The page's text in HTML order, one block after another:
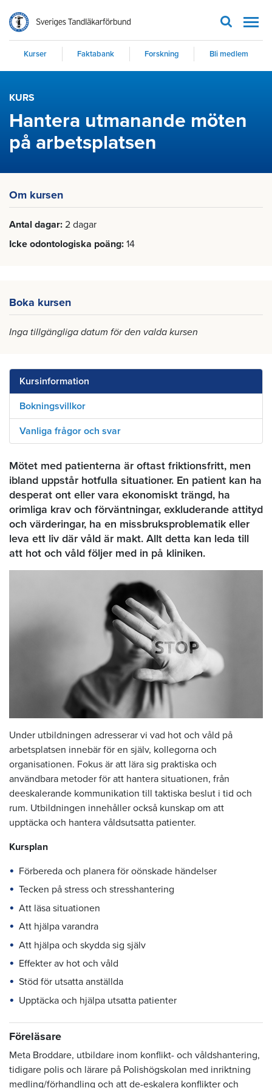
Kurser Faktabank Forskning Bli medlem
KURS
Hantera utmanande möten
på arbetsplatsen
Om kursen
Antal dagar 2 dagar
Icke odontologiska poäng 14
Boka kursen
Inga tillgängliga datum för den valda kursen
Kursinformation
Bokningsvillkor
Vanliga frågor och svar
Mötet med patienterna är oftast friktionsfritt, men
ibland uppstår hotfulla situationer. En patient kan ha
desperat ont eller vara ekonomiskt trängd, ha
orimliga krav och förväntningar, exkluderande attityd
och värderingar, ha en missbruksproblematik eller
leva ett liv där våld är makt. Allt detta kan leda till
att hot och våld följer med in på kliniken.
Under utbildningen adresserar vi vad hot och våld på
arbetsplatsen innebär för en själv, kollegorna och
organisationen. Fokus är att lära sig praktiska och
användbara metoder för att hantera situationen, från
deeskalerande kommunikation till taktiska beslut i tid och
rum. Utbildningen innehåller också kunskap om att
upptäcka och hantera våldsutsatta patienter.
Kursplan
Förbereda och planera för oönskade händelser
Tecken på stress och stresshantering
Att läsa situationen
Att hjälpa varandra
Att hjälpa och skydda sig själv
Effekter av hot och våld
Stöd för utsatta anställda
Upptäcka och hjälpa utsatta patienter
Föreläsare
Meta Broddare, utbildare inom konflikt- och våldshantering,
tidigare polis och lärare på Polishögskolan med inriktning
medling/förhandling och att de-eskalera konflikter och